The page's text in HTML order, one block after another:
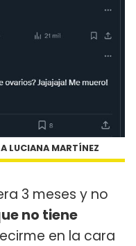
LUCIANA MARTÍNEZ
3 meses y no
no tiene
en la cara